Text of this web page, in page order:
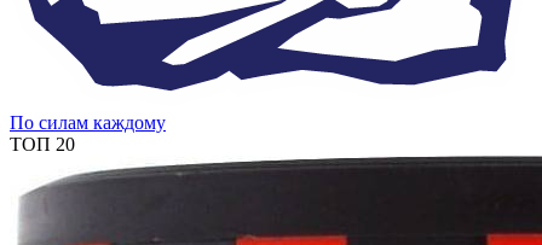
По силам каждому
ТОП 20